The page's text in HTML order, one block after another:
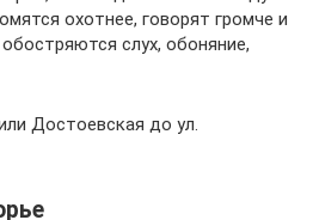
охотнее, говорят громче и
слух, обоняние,
Достоевская до ул.